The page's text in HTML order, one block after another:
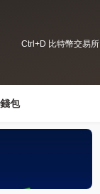
Ctrl+D 比特幣交易所
錢包